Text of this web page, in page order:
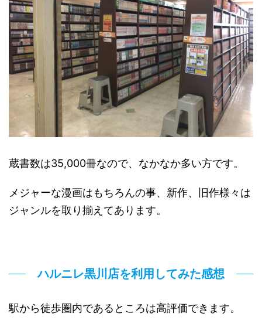
蔵書数は35,000冊なので、なかなか多い方です。
メジャーな漫画はもちろんの事、新作、旧作様々は
ジャンルを取り揃えてあります。
ハルニレ黒川店を利用してみた感想
駅から徒歩圏内であるところは高評価できます。